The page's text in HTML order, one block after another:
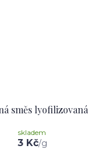
směs lyofilizovaná
3 Kč/g
skladem